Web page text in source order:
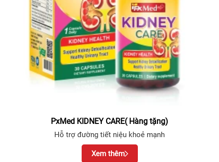
PxMed KIDNEY CARE( Hàng tặng)
Hỗ trợ đường tiết niệu khoẻ mạnh
Xem thêm